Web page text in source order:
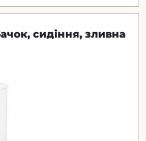
сидіння, зливна